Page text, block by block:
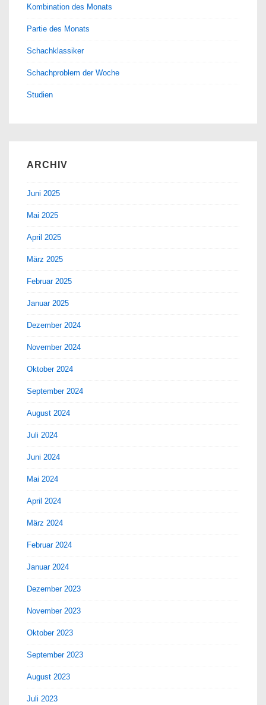
Kombination des Monats
Partie des Monats
Schachklassiker
Schachproblem der Woche
Studien
ARCHIV
Juni 2025
Mai 2025
April 2025
März 2025
Februar 2025
Januar 2025
Dezember 2024
November 2024
Oktober 2024
September 2024
August 2024
Juli 2024
Juni 2024
Mai 2024
April 2024
März 2024
Februar 2024
Januar 2024
Dezember 2023
November 2023
Oktober 2023
September 2023
August 2023
Juli 2023